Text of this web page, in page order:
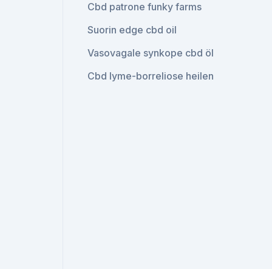
Cbd patrone funky farms
Suorin edge cbd oil
Vasovagale synkope cbd öl
Cbd lyme-borreliose heilen